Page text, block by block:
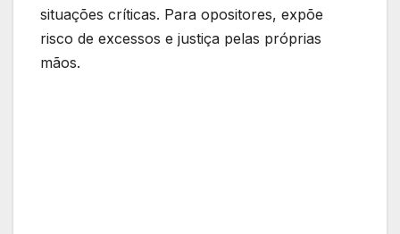
situações críticas. Para opositores, expõe
risco de excessos e justiça pelas próprias
mãos.